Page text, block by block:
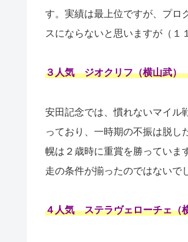
す。実績は最上位ですが、プロ
スにならないと思いますが（１
３人気 ジオクリフ（横山武
安田記念では、慣れないマイル
っており、一時期の不振は脱し
幌は２歳時に重賞を勝っていま
走の条件が揃ったのではないで
４人気 ステラヴェローチェ（